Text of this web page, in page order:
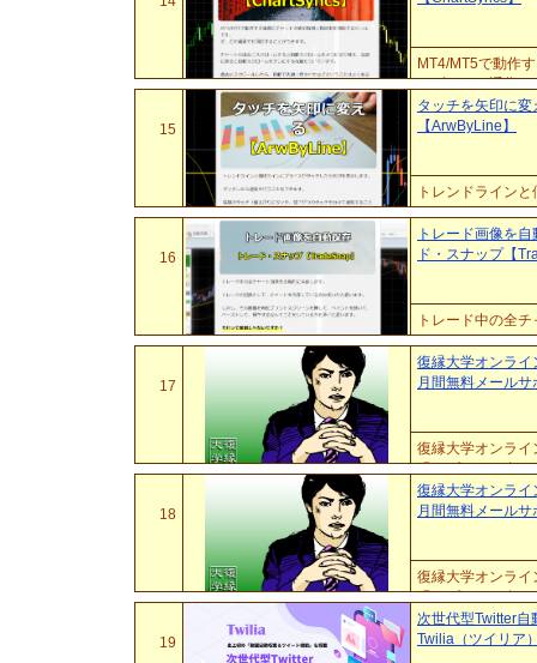
MT4/MT5で動作
わず、どの通貨
オフに切り替え
15
タッチを矢印に変
【ArwByLine】
トレンドライン
こともできます。
16
トレード画像を
ド・スナップ【
トレード中の全
17
復縁大学オンラ
月間無料メール
復縁大学オンラ
縁のプロが17年
も、復縁大学で
で、...
18
復縁大学オンラ
月間無料メール
復縁大学オンラ
縁のプロが17年
も、復縁大学で
で、...
19
次世代型Twitter自
Twilia（ツイリア